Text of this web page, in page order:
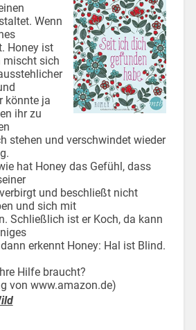
Wenn
Honey ist
mischt sich
könnte ja
ihr zu
stehen und verschwindet wieder
hat Honey das Gefühl, dass
und beschließt nicht
und sich mit
Schließlich ist er Koch, da kann
erkennt Honey: Hal ist Blind.
Hilfe braucht?
von www.amazon.de)